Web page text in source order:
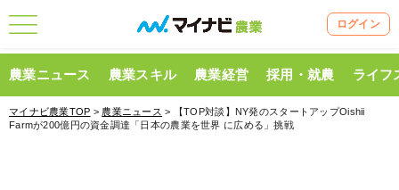
ログイン
農業ニュース 農業スキル 農業経営 採用・就農 ライフ
マイナビ農業TOP > 農業ニュース > 【TOP対談】NY発のスタートアップOishii
Farmが200億円の資金調達「日本の農業を世界 に広める」挑戦